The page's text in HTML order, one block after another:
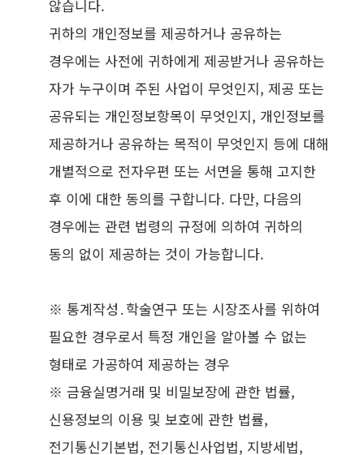
않습니다.
귀하의 개인정보를 제공하거나 공유하는
경우에는 사전에 귀하에게 제공받거나 공유하는
자가 누구이며 주된 사업이 무엇인지, 제공 또는
공유되는 개인정보항목이 무엇인지, 개인정보를
제공하거나 공유하는 목적이 무엇인지 등에 대해
개별적으로 전자우편 또는 서면을 통해 고지한
후 이에 대한 동의를 구합니다. 다만, 다음의
경우에는 관련 법령의 규정에 의하여 귀하의
동의 없이 제공하는 것이 가능합니다.
※ 통계작성․학술연구 또는 시장조사를 위하여
필요한 경우로서 특정 개인을 알아볼 수 없는
형태로 가공하여 제공하는 경우
※ 금융실명거래 및 비밀보장에 관한 법률,
신용정보의 이용 및 보호에 관한 법률,
전기통신기본법, 전기통신사업법, 지방세법,